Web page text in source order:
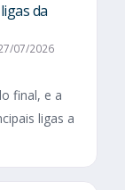
da
07/2026
final, e a
ligas a